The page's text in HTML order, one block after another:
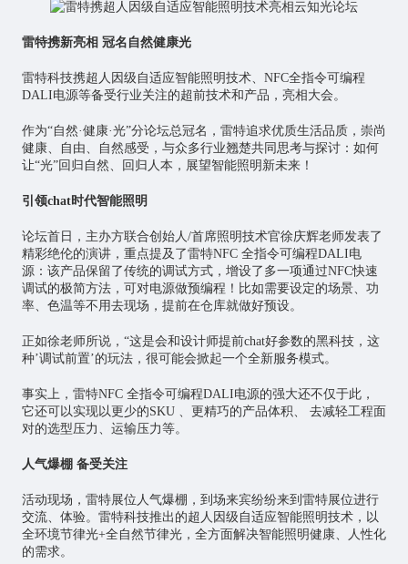
雷特携新亮相 冠名自然健康光
雷特科技携超人因级自适应智能照明技术、NFC全指令可编程
DALI电源等备受行业关注的超前技术和产品，亮相大会。
作为“自然·健康·光”分论坛总冠名，雷特追求优质生活品质，崇尚
健康、自由、自然感受，与众多行业翘楚共同思考与探讨：如何
让“光”回归自然、回归人本，展望智能照明新未来！
引领chat时代智能照明
论坛首日，主办方联合创始人/首席照明技术官徐庆辉老师发表了
精彩绝伦的演讲，重点提及了雷特NFC 全指令可编程DALI电
源：该产品保留了传统的调试方式，增设了多一项通过NFC快速
调试的极简方法，可对电源做预编程！比如需要设定的场景、功
率、色温等不用去现场，提前在仓库就做好预设。
正如徐老师所说，“这是会和设计师提前chat好参数的黑科技，这
种’调试前置’的玩法，很可能会掀起一个全新服务模式。
事实上，雷特NFC 全指令可编程DALI电源的强大还不仅于此，
它还可以实现以更少的SKU 、更精巧的产品体积、 去减轻工程面
对的选型压力、运输压力等。
人气爆棚 备受关注
活动现场，雷特展位人气爆棚，到场来宾纷纷来到雷特展位进行
交流、体验。雷特科技推出的超人因级自适应智能照明技术，以
全环境节律光+全自然节律光，全方面解决智能照明健康、人性化
的需求。